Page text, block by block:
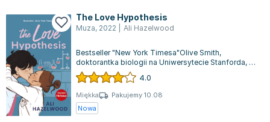
Marcin Meller
Paulina Młynarska
ks. Piotr Pawlukiewicz
Jarosław Sokołowski
Piotr Latocha
Michael Scott
Piotr Semka
The Love Hypothesis
Muza, 2022 Ali Hazelwood
Bestseller "New York Timesa"Olive Smith,
doktorantka biologii na Uniwersytecie Stanforda, to
osoba pełna potencjału i intelektu, c...
4.0
Miękka
Pakujemy 10.08
Nowa